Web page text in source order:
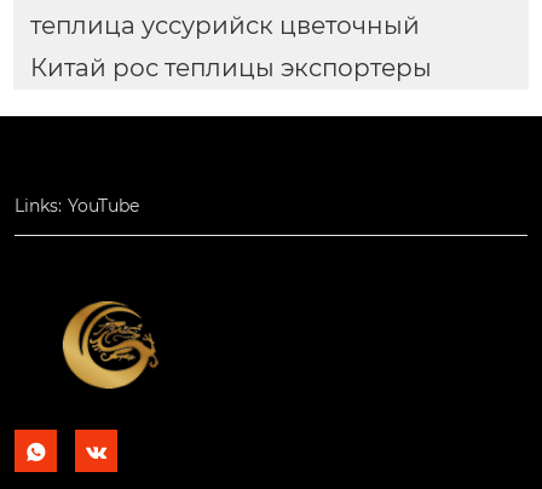
теплица уссурийск цветочный
Китай рос теплицы экспортеры
Links: YouTube
 